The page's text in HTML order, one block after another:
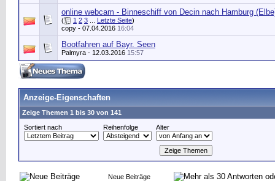
online webcam - Binneschiff von Decin nach Hamburg
( 1 2 3 Letzte Seite)
copy - 07.04.2016 16:04
Bootfahren auf Bayr. Seen
Palmyra - 12.03.2016 15:57
Anzeige-Eigenschaften
Zeige Themen 1 bis 30 von 141
Sortiert nach
Reihenfolge Alter
Neue Beiträge